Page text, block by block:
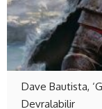
Dave Bautista,
Devralabilir